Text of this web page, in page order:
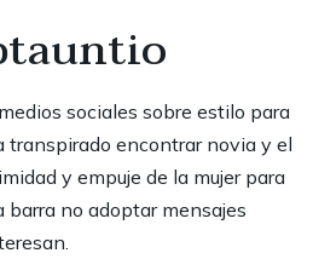
sociales sobre estilo para
transpirado encontrar novia y el
y empuje de la mujer para
barra no adoptar mensajes